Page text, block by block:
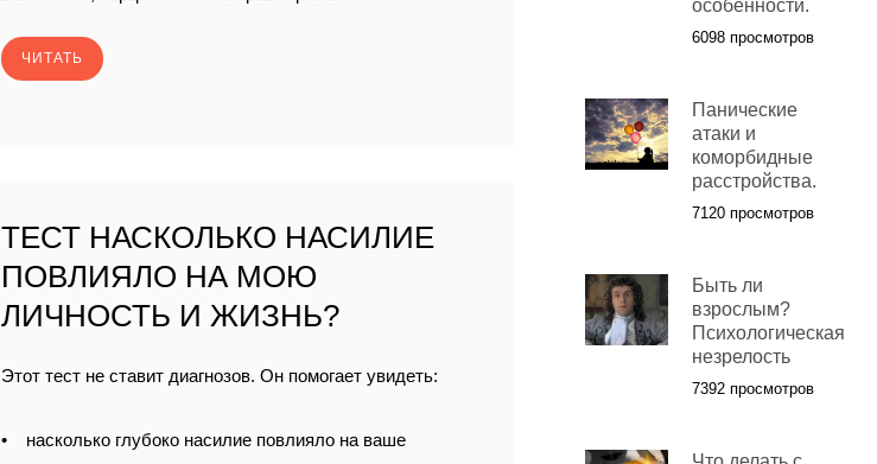
ЧИТАТЬ
ТЕСТ НАСКОЛЬКО НАСИЛИЕ
ПОВЛИЯЛО НА МОЮ
ЛИЧНОСТЬ И ЖИЗНЬ?
Этот тест не ставит диагнозов. Он помогает увидеть:
• насколько глубоко насилие повлияло на ваше
особенности.
6098 просмотров
Панические
атаки и
коморбидные
расстройства.
7120 просмотров
Быть ли
взрослым?
Психологическая
незрелость
7392 просмотров